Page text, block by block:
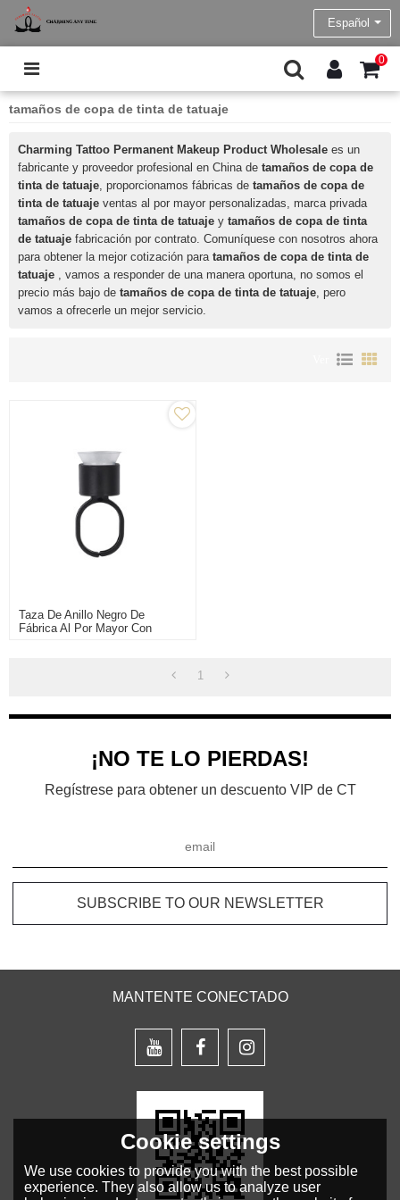
Español
0
tamaños de copa de tinta de tatuaje
Charming Tattoo Permanent Makeup Product Wholesale es un
fabricante y proveedor profesional en China de tamaños de copa de
tinta de tatuaje, proporcionamos fábricas de tamaños de copa de
tinta de tatuaje ventas al por mayor personalizadas, marca privada
tamaños de copa de tinta de tatuaje y tamaños de copa de tinta
de tatuaje fabricación por contrato. Comuníquese con nosotros ahora
para obtener la mejor cotización para tamaños de copa de tinta de
tatuaje , vamos a responder de una manera oportuna, no somos el
precio más bajo de tamaños de copa de tinta de tatuaje, pero
vamos a ofrecerle un mejor servicio.
Taza De Anillo Negro De
Fábrica Al Por Mayor Con
1
¡NO TE LO PIERDAS!
Regístrese para obtener un descuento VIP de CT
MANTENTE CONECTADO
Cookie settings
We use cookies to provide you with the best possible
experience. They also allow us to analyze user